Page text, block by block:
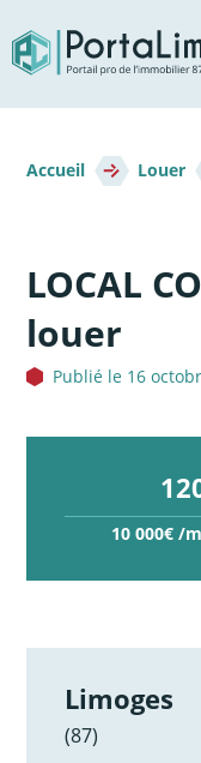
directement
au
contenu
d'Ariane
Accueil Louer
LOCAL
louer
Publié le 16
10 000€ /
Limoges
(87)